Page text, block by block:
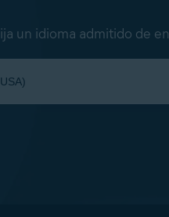
un idioma admitido de